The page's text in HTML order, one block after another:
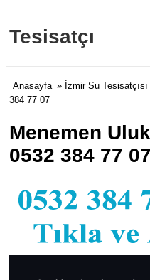
Tesisatçı
Anasayfa » İzmir Su Tesisatçısı
384 77 07
Menemen
0532 384 77 07